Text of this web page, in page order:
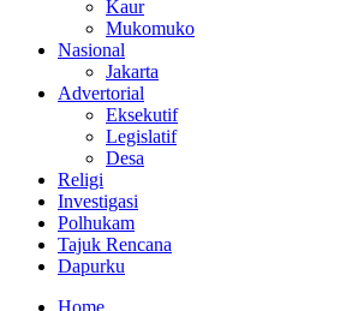
Kaur
Mukomuko
Nasional
Jakarta
Advertorial
Eksekutif
Legislatif
Desa
Religi
Investigasi
Polhukam
Tajuk Rencana
Dapurku
Home